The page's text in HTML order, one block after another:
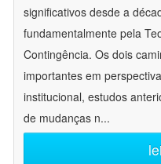
significativos desde a
fundamentalmente pela
Contingência. Os dois
importantes em
institucional, estudos
de mudanças n...